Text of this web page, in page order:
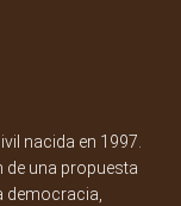
nacida en 1997.
una propuesta
democracia,